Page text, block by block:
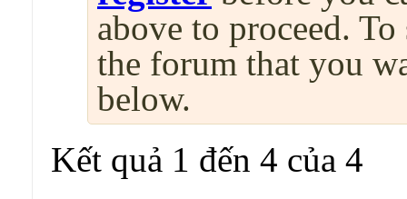
above to proceed.
the forum that you
below.
Kết quả 1 đến 4 của 4